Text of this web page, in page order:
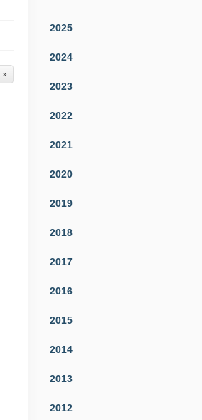
2025
2024
2023
2022
2021
2020
2019
2018
2017
2016
2015
2014
2013
2012